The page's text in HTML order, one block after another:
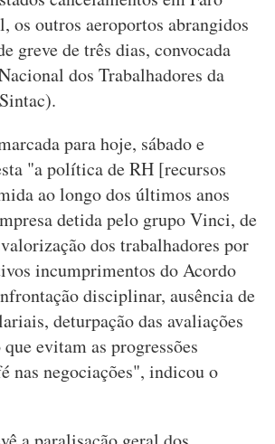
os outros aeroportos abrangidos
greve de três dias, convocada
dos Trabalhadores da
para hoje, sábado e
"a política de RH [recursos
ao longo dos últimos anos
detida pelo grupo Vinci, de
dos trabalhadores por
incumprimentos do Acordo
disciplinar, ausência de
deturpação das avaliações
evitam as progressões
nas negociações", indicou o